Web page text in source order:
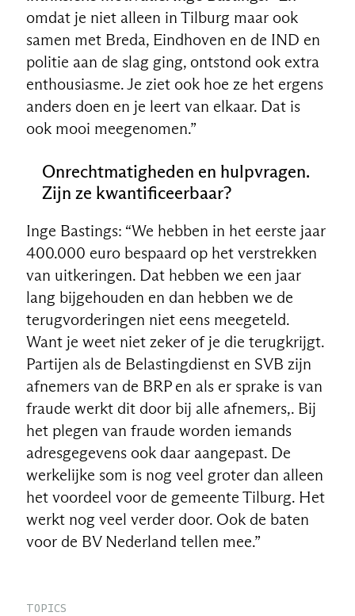
omdat je niet alleen in Tilburg maar ook
samen met Breda, Eindhoven en de IND en
politie aan de slag ging, ontstond ook extra
enthousiasme. Je ziet ook hoe ze het ergens
anders doen en je leert van elkaar. Dat is
ook mooi meegenomen.”
Onrechtmatigheden en hulpvragen.
Zijn ze kwantificeerbaar?
Inge Bastings: “We hebben in het eerste jaar
400.000 euro bespaard op het verstrekken
van uitkeringen. Dat hebben we een jaar
lang bijgehouden en dan hebben we de
terugvorderingen niet eens meegeteld.
Want je weet niet zeker of je die terugkrijgt.
Partijen als de Belastingdienst en SVB zijn
afnemers van de BRP en als er sprake is van
fraude werkt dit door bij alle afnemers,. Bij
het plegen van fraude worden iemands
adresgegevens ook daar aangepast. De
werkelijke som is nog veel groter dan alleen
het voordeel voor de gemeente Tilburg. Het
werkt nog veel verder door. Ook de baten
voor de BV Nederland tellen mee.”
TOPICS